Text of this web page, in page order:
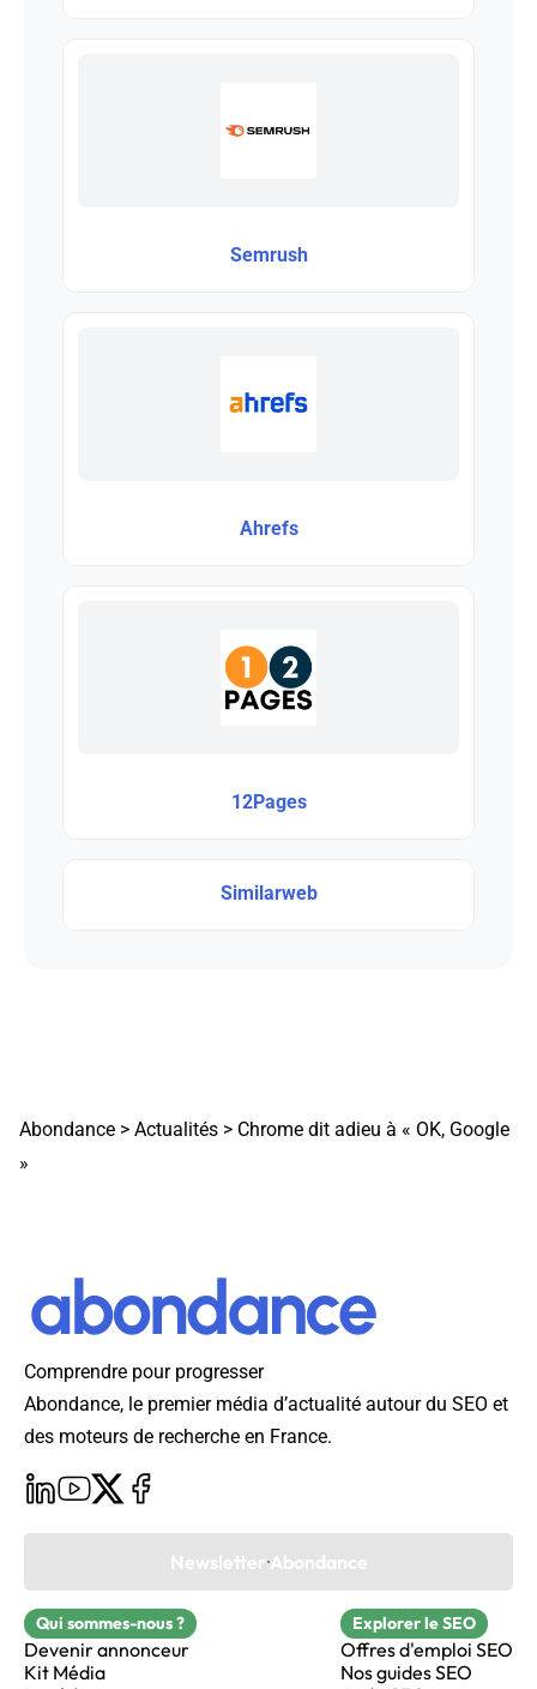
Semrush
Ahrefs
12Pages
Similarweb
Abondance > Actualités > Chrome dit adieu à « OK, Google
»
Comprendre pour progresser
Abondance, le premier média d’actualité autour du SEO et
des moteurs de recherche en France.
Newsletter Abondance
Qui sommes-nous ?
Devenir annonceur
Kit Média
Explorer le SEO
Offres d'emploi SEO
Nos guides SEO